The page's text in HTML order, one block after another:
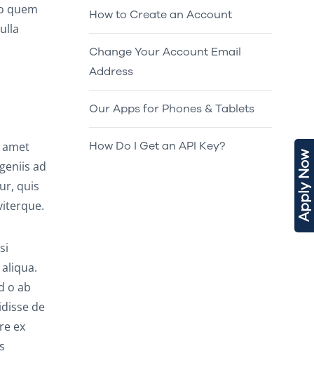
Apply Now
quem
ad
quis
o ab
de
ex
How to Create an Account
Change Your Account Email
Address
Our Apps for Phones & Tablets
How Do I Get an API Key?